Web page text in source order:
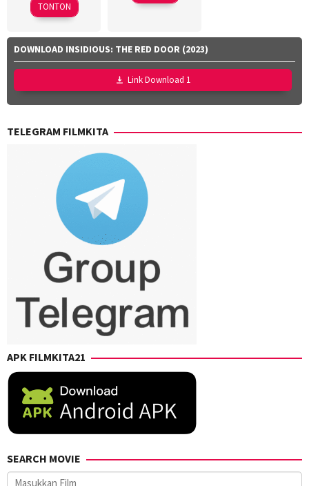
Sonomura
TONTON
DOWNLOAD INSIDIOUS: THE RED DOOR (2023)
Link Download 1
TELEGRAM FILMKITA
APK FILMKITA21
SEARCH MOVIE